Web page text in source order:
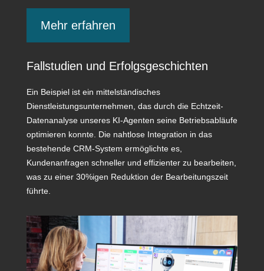
Mehr erfahren
Fallstudien und Erfolgsgeschichten
Ein Beispiel ist ein mittelständisches
Dienstleistungsunternehmen, das durch die Echtzeit-
Datenanalyse unseres KI-Agenten seine Betriebsabläufe
optimieren konnte. Die nahtlose Integration in das
bestehende CRM-System ermöglichte es,
Kundenanfragen schneller und effizienter zu bearbeiten,
was zu einer 30%igen Reduktion der Bearbeitungszeit
führte.